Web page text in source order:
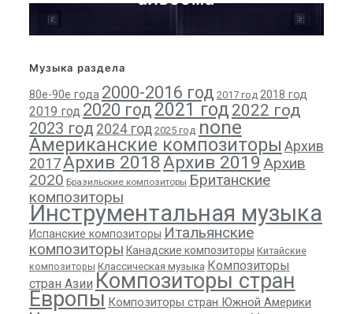
Музыка раздела
80е-90е года 2000-2016 год 2017 год 2018 год
2019 год 2020 год 2021 год 2022 год
2023 год 2024 год 2025 год none
Американские композиторы Архив
2017Архив 2018Архив 2019Архив
2020 Бразильские композиторы Британские
композиторы
Инструментальная музыка
Испанские композиторы Итальянские
композиторы Канадские композиторы Китайские
композиторы Классическая музыка Композиторы
стран Азии Композиторы стран
Европы Композиторы стран Южной Америки